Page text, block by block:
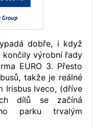
dobře, i když
končily výrobní řady
EURO 3. Přesto
takže je reálné
Irisbus Iveco, (dříve
dílů se začíná
parku trvalým